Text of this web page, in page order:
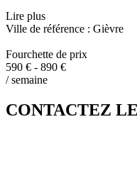
Lire plus
Ville de référence : Gièvre
Fourchette de prix
590 € - 890 €
/ semaine
CONTACTEZ